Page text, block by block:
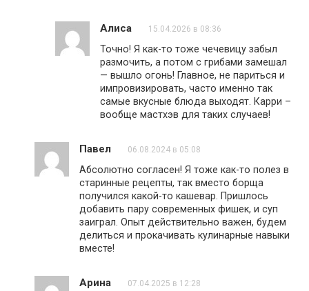
Алиса 15.04.2026 в 08:36
Точно! Я как-то тоже чечевицу забыл
размочить, а потом с грибами замешал
— вышло огонь! Главное, не париться и
импровизировать, часто именно так
самые вкусные блюда выходят. Карри –
вообще мастхэв для таких случаев!
Павел 06.08.2024 в 05:08
Абсолютно согласен! Я тоже как-то полез в
старинные рецепты, так вместо борща
получился какой-то кашевар. Пришлось
добавить пару современных фишек, и суп
заиграл. Опыт действительно важен, будем
делиться и прокачивать кулинарные навыки
вместе!
Арина 07.04.2025 в 12:28